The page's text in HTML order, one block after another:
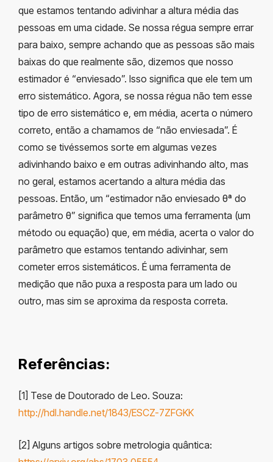
que estamos tentando adivinhar a altura média das
pessoas em uma cidade. Se nossa régua sempre errar
para baixo, sempre achando que as pessoas são mais
baixas do que realmente são, dizemos que nosso
estimador é “enviesado”. Isso significa que ele tem um
erro sistemático. Agora, se nossa régua não tem esse
tipo de erro sistemático e, em média, acerta o número
correto, então a chamamos de “não enviesada”. É
como se tivéssemos sorte em algumas vezes
adivinhando baixo e em outras adivinhando alto, mas
no geral, estamos acertando a altura média das
pessoas. Então, um “estimador não enviesado θª do
parâmetro θ” significa que temos uma ferramenta (um
método ou equação) que, em média, acerta o valor do
parâmetro que estamos tentando adivinhar, sem
cometer erros sistemáticos. É uma ferramenta de
medição que não puxa a resposta para um lado ou
outro, mas sim se aproxima da resposta correta.
Referências:
[1] Tese de Doutorado de Leo. Souza:
http://hdl.handle.net/1843/ESCZ-7ZFGKK
[2] Alguns artigos sobre metrologia quântica: